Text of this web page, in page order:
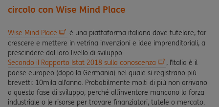
circolo con Wise Mind Place
Wise Mind Place
è una piattaforma italiana dove tutelare, far
crescere e mettere in vetrina invenzioni e idee imprenditoriali, a
prescindere dal loro livello di sviluppo.
Secondo il Rapporto Istat 2018 sulla conoscenza
, l’Italia è il
paese europeo (dopo la Germania) nel quale si registrano più
brevetti: 10mila all’anno. Probabilmente molti di più non arrivano
a questa fase di sviluppo, perché all’inventore mancano la forza
industriale o le risorse per trovare finanziatori, tutele o mercato.